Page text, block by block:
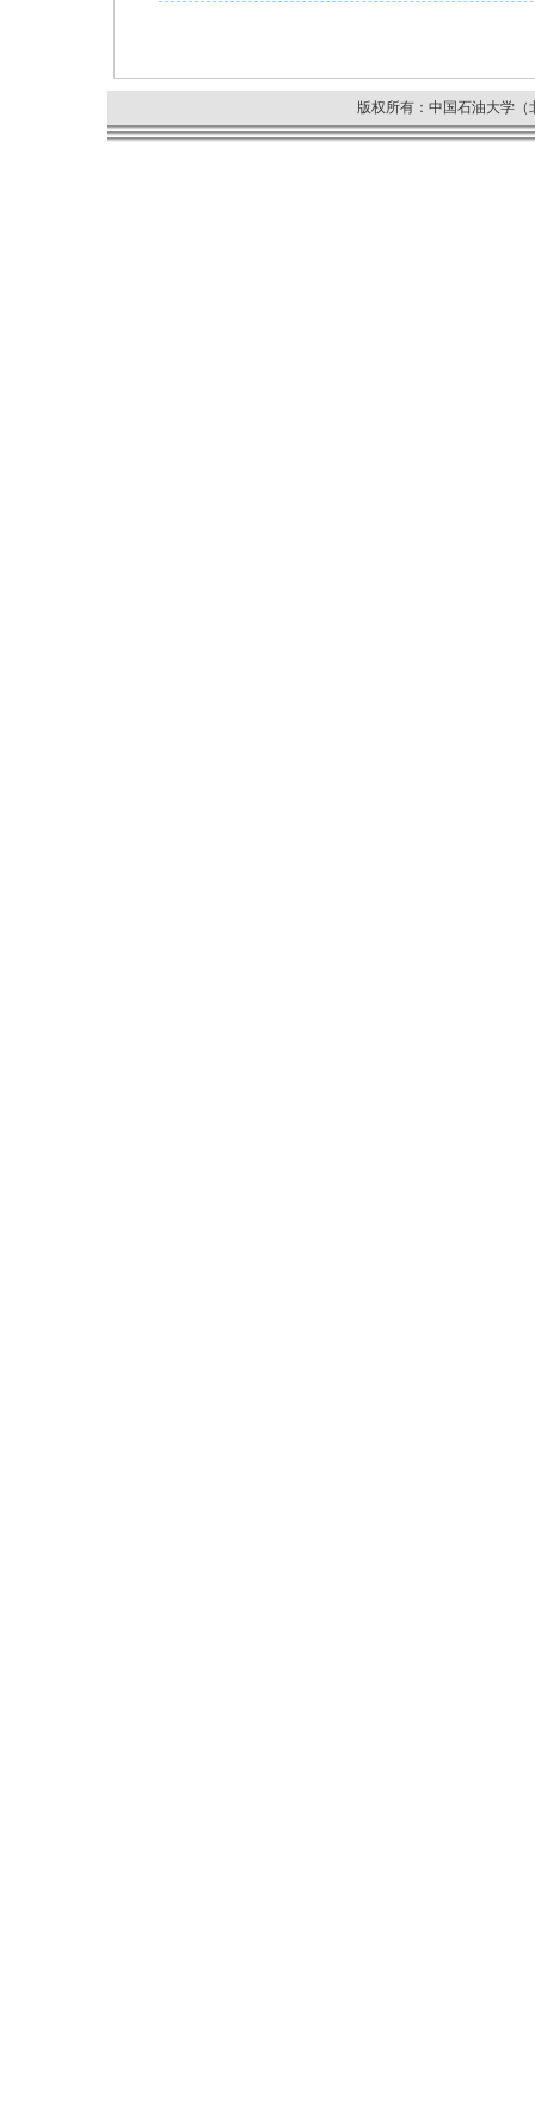
版权所有：中国石油大学